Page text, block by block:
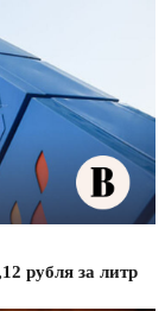
рубля за литр